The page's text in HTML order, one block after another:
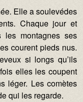
Elle a soulevédes
Chaque jour et
montagnes ses
courent pieds nus.
si longs qu’ils
elles les coupent
léger. Les comètes
qui les regarde.